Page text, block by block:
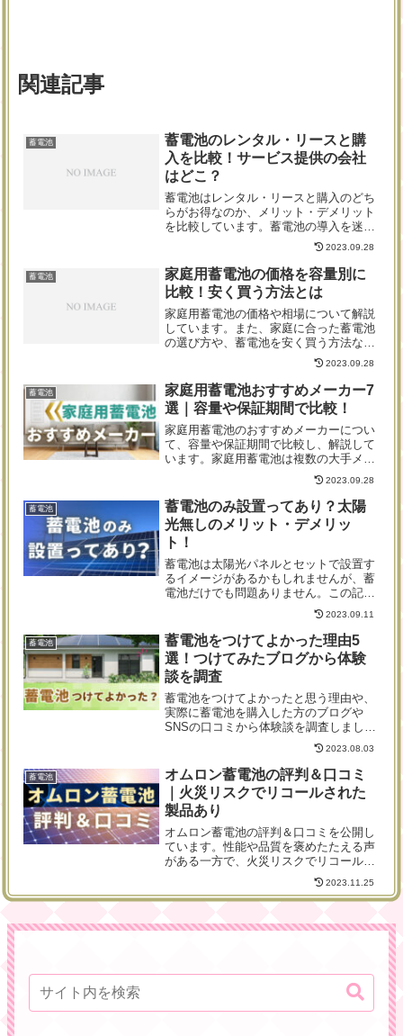
関連記事
蓄電池
蓄電池のレンタル・リースと購
入を比較！サービス提供の会社
はどこ？
蓄電池はレンタル・リースと購入のどち
らがお得なのか、メリット・デメリット
を比較しています。蓄電池の導入を迷っ
ている方に向けて、レンタル・リースが
向いている人と購入が向いている人の違
いや、蓄電池のレンタルを行っている会
社をご紹介します。
2023.09.28
蓄電池
家庭用蓄電池の価格を容量別に
比較！安く買う方法とは
家庭用蓄電池の価格や相場について解説
しています。また、家庭に合った蓄電池
の選び方や、蓄電池を安く買う方法など
をご紹介していますので、蓄電池の導入
を検討中の場合はぜひ参考にしてくださ
い。
2023.09.28
蓄電池
家庭用蓄電池おすすめメーカー7
選｜容量や保証期間で比較！
家庭用蓄電池のおすすめメーカーについ
て、容量や保証期間で比較し、解説して
います。家庭用蓄電池は複数の大手メー
カーが販売していますが、家族構成やラ
イフスタイルによって、ベストな商品は
異なります。本記事ではメーカーの特徴
や代表的な商品のメリットについて解説
していますので、ぜひお役立てくださ
い。
2023.09.28
蓄電池
蓄電池のみ設置ってあり？太陽
光無しのメリット・デメリッ
ト！
蓄電池は太陽光パネルとセットで設置す
るイメージがあるかもしれませんが、蓄
電池だけでも問題ありません。この記事
では、蓄電池のメリットやデメリットな
2023.09.11
蓄電池
蓄電池をつけてよかった理由5
選！つけてみたブログから体験
談を調査
蓄電池をつけてよかったと思う理由や、
実際に蓄電池を購入した方のブログや
SNSの口コミから体験談を調査しまし
た。蓄電池をつけて良かったのか？など
のよくある質問にも回答しています。蓄
電池を購入するかお悩みの方に、参考に
していただける内容になっています。
2023.08.03
蓄電池
オムロン蓄電池の評判＆口コミ
｜火災リスクでリコールされた
製品あり
オムロン蓄電池の評判＆口コミを公開し
ています。性能や品質を褒めたたえる声
がある一方で、火災リスクでリコールさ
れた製品があるというコメントも。安心
性を揺るがせるこの噂は、事実なのでし
ょうか？本記事では真相を解説していま
2023.11.25